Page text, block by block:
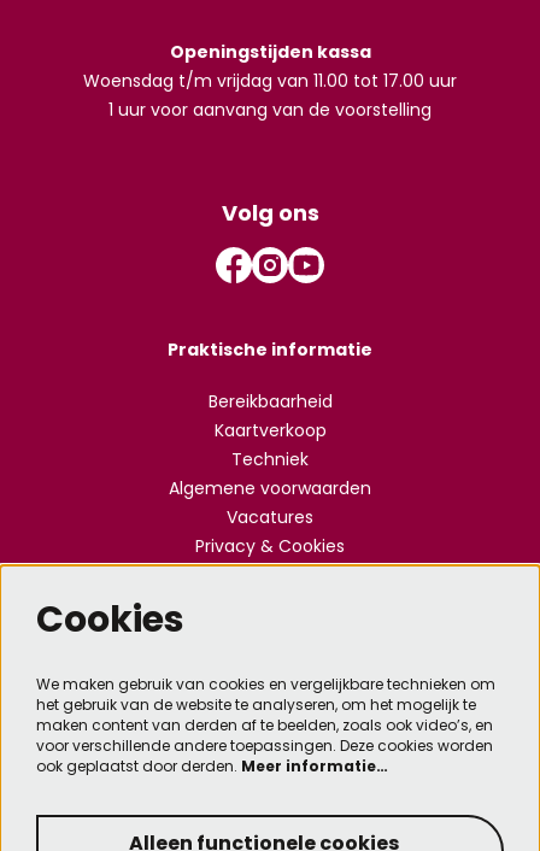
Openingstijden kassa
Woensdag t/m vrijdag van 11.00 tot 17.00 uur
1 uur voor aanvang van de voorstelling
Volg ons
Praktische informatie
Bereikbaarheid
Kaartverkoop
Techniek
Algemene voorwaarden
Vacatures
Privacy & Cookies
Meld je aan voor de nieuwsbrief
Aanmelden
Deze site wordt beschermd door reCAPTCHA, dataverwerking gebeurt in overeenstemming met
Cookies
We maken gebruik van cookies en vergelijkbare technieken om
het gebruik van de website te analyseren, om het mogelijk te
maken content van derden af te beelden, zoals ook video’s, en
voor verschillende andere toepassingen. Deze cookies worden
ook geplaatst door derden. Meer informatie…
Alleen functionele cookies